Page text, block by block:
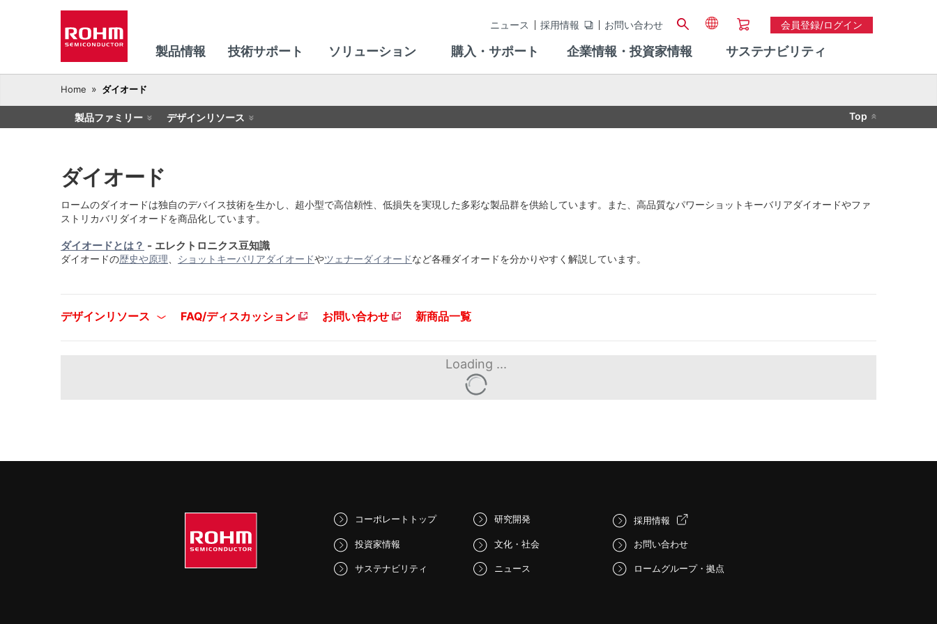
ニュース 採用情報 お問い合わせ 会員登録/ログイン
製品情報 技術サポート ソリューション 購入・サポート 企業情報・投資家情報 サステナビリティ
Home ダイオード
製品ファミリー デザインリソース Top
ダイオード
ロームのダイオードは独自のデバイス技術を生かし、超小型で高信頼性、低損失を実現した多彩な製品群を供給しています。また、高品質なパワーショットキーバリアダイオードやファ
ストリカバリダイオードを商品化しています。
ダイオードとは？ - エレクトロニクス豆知識
ダイオードの歴史や原理 ショットキーバリアダイオードやツェナーダイオードなど各種ダイオードを分かりやすく解説しています。
デザインリソース FAQ/ディスカッション お問い合わせ 新商品一覧
Loading ...
コーポレートトップ
投資家情報
サステナビリティ
研究開発
文化・社会
ニュース
採用情報
お問い合わせ
ロームグループ・拠点